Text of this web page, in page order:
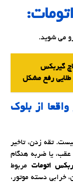
می شوید.
گیربکس
طلایی رفع مشکل
بلوک
تقه زدن، تاخیر
یا ضربه هنگام
اتومات مربوط
خرابی دسته موتور،